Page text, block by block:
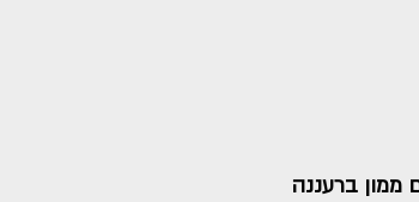
ממון ברעננה